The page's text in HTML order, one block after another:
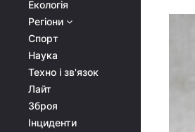
Екологія
Регіони
Спорт
Наука
Техно і зв'язок
Лайт
Зброя
Інциденти